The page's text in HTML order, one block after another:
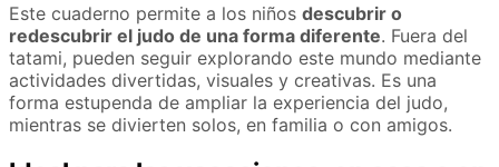
Este cuaderno permite a los niños descubrir o
redescubrir el judo de una forma diferente. Fuera del
tatami, pueden seguir explorando este mundo mediante
actividades divertidas, visuales y creativas. Es una
forma estupenda de ampliar la experiencia del judo,
mientras se divierten solos, en familia o con amigos.